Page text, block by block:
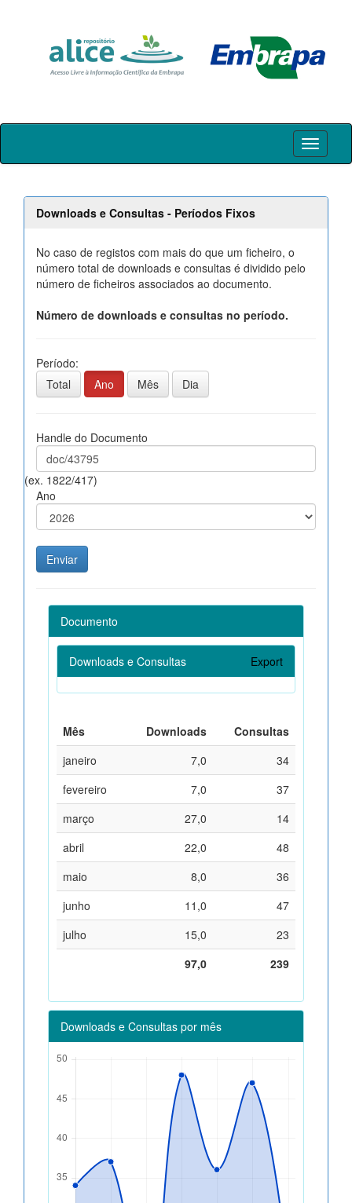
Skip
Downloads e Consultas - Períodos Fixos
No caso de registos com mais do que um ficheiro, o
número total de downloads e consultas é dividido pelo
número de ficheiros associados ao documento.
Número de downloads e consultas no período.
Período:
Total
Ano Mês Dia
Handle do Documento
(ex. 1822/417)
Ano
Documento
Downloads e Consultas Export
Mês Downloads
Consultas
janeiro
7,0
34
fevereiro
7,0
37
março
27,0
14
abril
22,0
48
maio
8,0
36
junho
11,0
47
julho
15,0
23
97,0
239
Downloads e Consultas por mês